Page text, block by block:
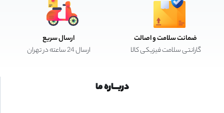
ضمانت سلامت و اصالت
گارانتی سلامت فیزیکی کالا
ارسال سریع
ارسال 24 ساعته در تهران
دربـــاره ما